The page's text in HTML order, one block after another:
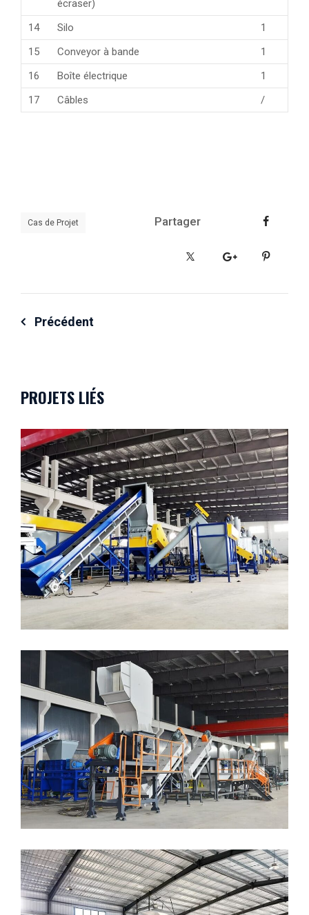
écraser)
14 Silo
1
15
Conveyor à bande
1
16
Boîte électrique
1
17
Câbles /
Cas de Projet Partager
Navigation
Précédent
PROJETS LIÉS